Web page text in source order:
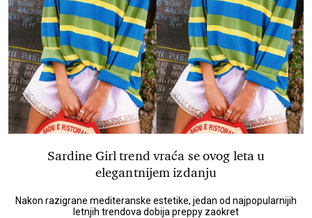
Sardine Girl trend vraća se ovog leta u
elegantnijem izdanju
Nakon razigrane mediteranske estetike, jedan od najpopularnijih
letnjih trendova dobija preppy zaokret